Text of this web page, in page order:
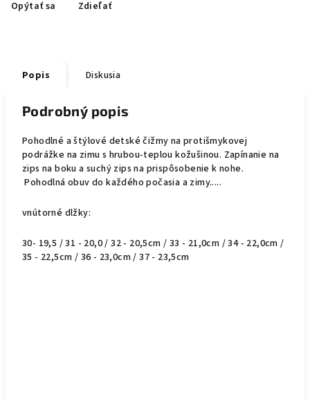
Opýtať sa Zdieľať
Popis Diskusia
Podrobný popis
Pohodlné a štýlové detské čižmy na protišmykovej
podrážke na zimu s hrubou-teplou kožušinou. Zapínanie na
zips na boku a suchý zips na prispôsobenie k nohe.
Pohodlná obuv do každého počasia a zimy.....
vnútorné dlžky:
30- 19,5 / 31 - 20,0 / 32 - 20,5cm / 33 - 21,0cm / 34 - 22,0cm /
35 - 22,5cm / 36 - 23,0cm / 37 - 23,5cm